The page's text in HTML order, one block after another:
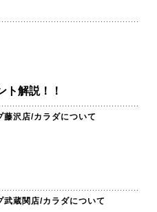
ト解説！！
藤沢店/カラダについて
武蔵関店/カラダについて